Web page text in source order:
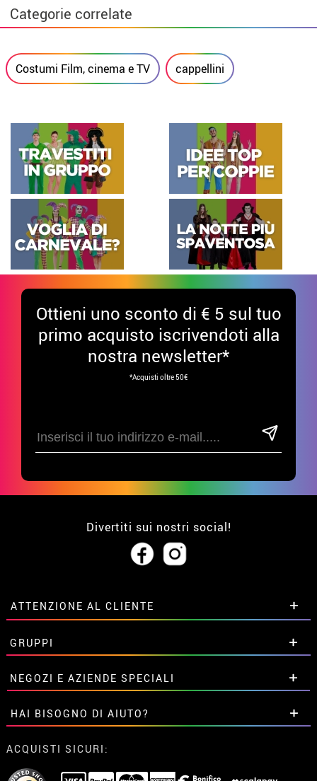
Categorie correlate
Costumi Film, cinema e TV cappellini
Ottieni uno sconto di € 5 sul tuo
primo acquisto iscrivendoti alla
nostra newsletter*
*Acquisti oltre 50€
Divertiti sui nostri social!
ATTENZIONE AL CLIENTE
• Su di noi
• Condizioni di vendita
• Avviso legale privacy
• Attenzione al cliente
• Utilizzo dei cookies
•Impostazioni dei cookie
GRUPPI
Sconti speciali per gruppi.
Contattaci qui
NEGOZI E AZIENDE SPECIALI
Sconti speciali per gruppi.
Contattaci qui
HAI BISOGNO DI AIUTO?
Non ho ancora fatto l'ordine
ACQUISTI SICURI: